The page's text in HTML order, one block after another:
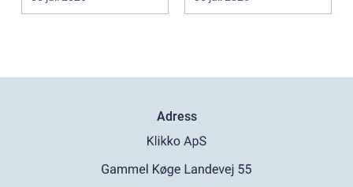
Adress